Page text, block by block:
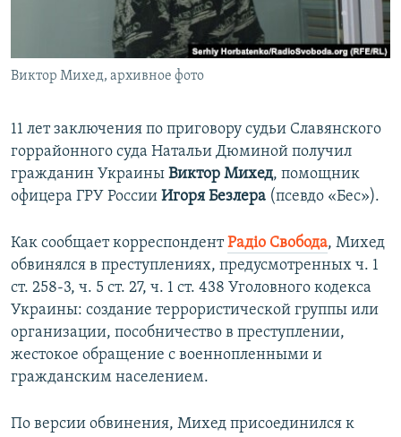
ПОБЕДИТЕЛЕЙ НЕ СУДЯТ?
КРЫМ.НЕПОКОРЕННЫЙ
ELIFBE
ПРИСОЕДИНЯЙТЕСЬ!
Все сайты RFE/RL
Виктор Михед, архивное фото
11 лет заключения по приговору судьи Славянского
горрайонного суда Натальи Дюминой получил
гражданин Украины Виктор Михед, помощник
офицера ГРУ России Игоря Безлера (псевдо «Бес»).
Как сообщает корреспондентРадіо Свобода, Михед
обвинялся в преступлениях, предусмотренных ч. 1
ст. 258-3, ч. 5 ст. 27, ч. 1 ст. 438 Уголовного кодекса
Украины: создание террористической группы или
организации, пособничество в преступлении,
жестокое обращение с военнопленными и
гражданским населением.
По версии обвинения, Михед присоединился к